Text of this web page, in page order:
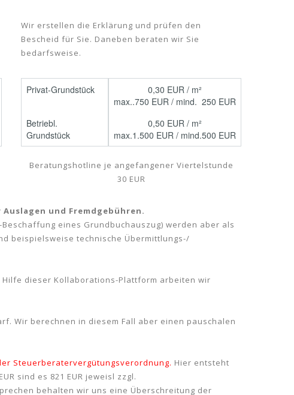
Wir erstellen die Erklärung und prüfen den
Bescheid für Sie. Daneben beraten wir Sie
bedarfsweise.
Privat-Grundstück
0,30 EUR / m²
max..750 EUR / mind. 250 EUR
Betriebl.
Grundstück
0,50 EUR / m²
max.1.500 EUR / mind.500 EUR
Beratungshotline je angefangener Viertelstunde
30 EUR
und Fremdgebühren.
eines Grundbuchauszug) werden aber als
beispielsweise technische Übermittlungs-/
dieser Kollaborations-Plattform arbeiten wir
Wir berechnen in diesem Fall aber einen pauschalen
Steuerberatervergütungsverordnung. Hier entsteht
sind es 821 EUR jeweisl zzgl.
behalten wir uns eine Überschreitung der